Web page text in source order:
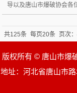
导以及唐山市爆破协会各
共125条 每页20条 页次
版权所有 © 唐山市爆
地址：河北省唐山市